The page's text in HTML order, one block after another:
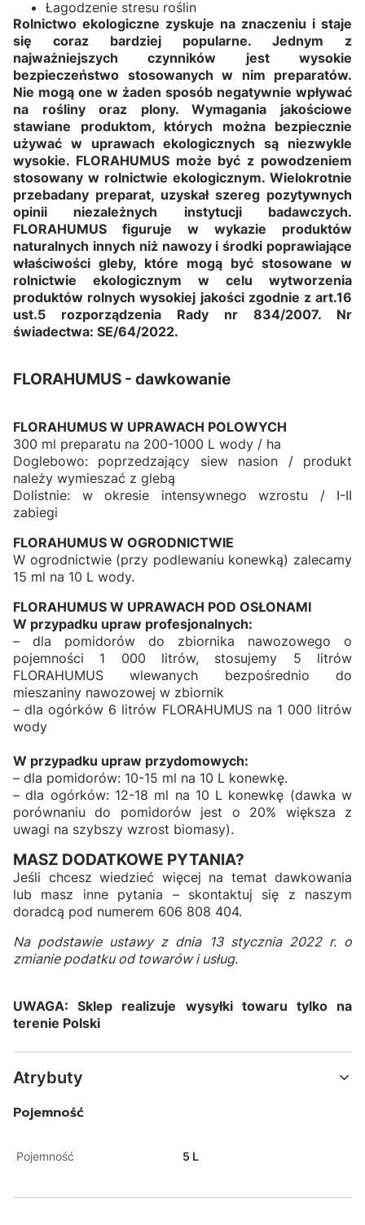
Łagodzenie stresu roślin
Rolnictwo ekologiczne zyskuje na znaczeniu i staje
się coraz bardziej popularne. Jednym z
najważniejszych czynników jest wysokie
bezpieczeństwo stosowanych w nim preparatów.
Nie mogą one w żaden sposób negatywnie wpływać
na rośliny oraz plony. Wymagania jakościowe
stawiane produktom, których można bezpiecznie
używać w uprawach ekologicznych są niezwykle
wysokie. FLORAHUMUS może być z powodzeniem
stosowany w rolnictwie ekologicznym. Wielokrotnie
przebadany preparat, uzyskał szereg pozytywnych
opinii niezależnych instytucji badawczych.
FLORAHUMUS figuruje w wykazie produktów
naturalnych innych niż nawozy i środki poprawiające
właściwości gleby, które mogą być stosowane w
rolnictwie ekologicznym w celu wytworzenia
produktów rolnych wysokiej jakości zgodnie z art.16
ust.5 rozporządzenia Rady nr 834/2007. Nr
świadectwa: SE/64/2022.
FLORAHUMUS - dawkowanie
FLORAHUMUS W UPRAWACH POLOWYCH
300 ml preparatu na 200-1000 L wody / ha
Doglebowo: poprzedzający siew nasion / produkt
należy wymieszać z glebą
Dolistnie: w okresie intensywnego wzrostu / I-II
zabiegi
FLORAHUMUS W OGRODNICTWIE
W ogrodnictwie (przy podlewaniu konewką) zalecamy
15 ml na 10 L wody.
FLORAHUMUS W UPRAWACH POD OSŁONAMI
W przypadku upraw profesjonalnych:
– dla pomidorów do zbiornika nawozowego o
pojemności 1 000 litrów, stosujemy 5 litrów
FLORAHUMUS wlewanych bezpośrednio do
mieszaniny nawozowej w zbiornik
– dla ogórków 6 litrów FLORAHUMUS na 1 000 litrów
wody
W przypadku upraw przydomowych:
– dla pomidorów: 10-15 ml na 10 L konewkę.
– dla ogórków: 12-18 ml na 10 L konewkę (dawka w
porównaniu do pomidorów jest o 20% większa z
uwagi na szybszy wzrost biomasy).
MASZ DODATKOWE PYTANIA?
Jeśli chcesz wiedzieć więcej na temat dawkowania
lub masz inne pytania – skontaktuj się z naszym
doradcą pod numerem 606 808 404.
Na podstawie ustawy z dnia 13 stycznia 2022 r. o
zmianie podatku od towarów i usług.
UWAGA: Sklep realizuje wysyłki towaru tylko na
terenie Polski
Atrybuty
Pojemność
Pojemność 5 L